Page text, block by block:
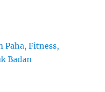
Paha, Fitness,
Badan